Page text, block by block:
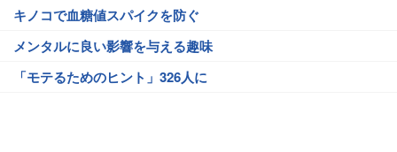
キノコで血糖値スパイクを防ぐ
メンタルに良い影響を与える趣味
「モテるためのヒント」326人に